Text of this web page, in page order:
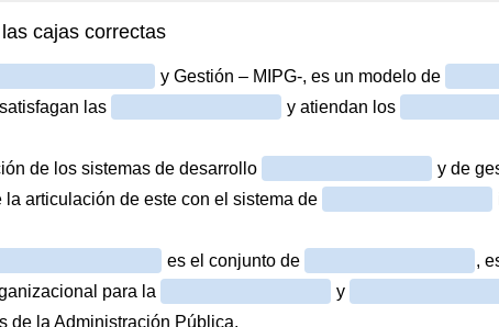
cajas correctas
y Gestión – MIPG-, es un modelo de
las
y atiendan los
de los sistemas de desarrollo y de
la articulación de este con el sistema de
es el conjunto de ,
para la
y
de la Administración Pública.